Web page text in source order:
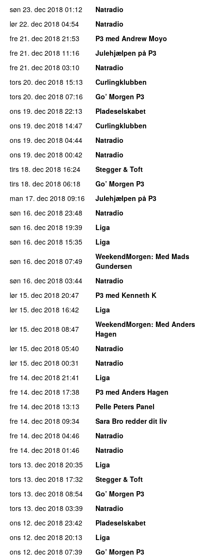
søn 23. dec 2018 01:12
Natradio
lør 22. dec 2018 04:54
Natradio
fre 21. dec 2018 21:53
P3 med Andrew Moyo
fre 21. dec 2018 11:16
Julehjælpen på P3
fre 21. dec 2018 03:10
Natradio
tors 20. dec 2018 15:13
Curlingklubben
tors 20. dec 2018 07:16
Go’ Morgen P3
ons 19. dec 2018 22:13
Pladeselskabet
ons 19. dec 2018 14:47
Curlingklubben
ons 19. dec 2018 04:44
Natradio
ons 19. dec 2018 00:42
Natradio
tirs 18. dec 2018 16:24
Stegger & Toft
tirs 18. dec 2018 06:18
Go’ Morgen P3
man 17. dec 2018 09:16
Julehjælpen på P3
søn 16. dec 2018 23:48
Natradio
søn 16. dec 2018 19:39
Liga
søn 16. dec 2018 15:35
Liga
søn 16. dec 2018 07:49 WeekendMorgen: Med Mads
Gundersen
søn 16. dec 2018 03:44
Natradio
lør 15. dec 2018 20:47
P3 med Kenneth K
lør 15. dec 2018 16:42
Liga
lør 15. dec 2018 08:47 WeekendMorgen: Med Anders
Hagen
lør 15. dec 2018 05:40
Natradio
lør 15. dec 2018 00:31
Natradio
fre 14. dec 2018 21:41
Liga
fre 14. dec 2018 17:38
P3 med Anders Hagen
fre 14. dec 2018 13:13
Pelle Peters Panel
fre 14. dec 2018 09:34
Sara Bro redder dit liv
fre 14. dec 2018 04:46
Natradio
fre 14. dec 2018 01:46
Natradio
tors 13. dec 2018 20:35
Liga
tors 13. dec 2018 17:32
Stegger & Toft
tors 13. dec 2018 08:54
Go’ Morgen P3
tors 13. dec 2018 03:39
Natradio
ons 12. dec 2018 23:42
Pladeselskabet
ons 12. dec 2018 20:13
Liga
ons 12. dec 2018 07:39
Go’ Morgen P3